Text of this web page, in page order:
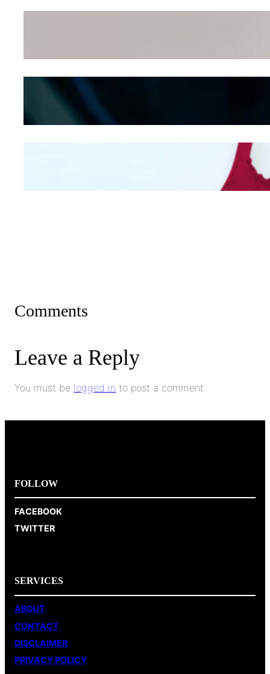
Mengintip Kepribadian
Comments
Leave a Reply
You must be logged in to post a comment.
FOLLOW
FACEBOOK
TWITTER
SERVICES
ABOUT
CONTACT
DISCLAIMER
PRIVACY POLICY